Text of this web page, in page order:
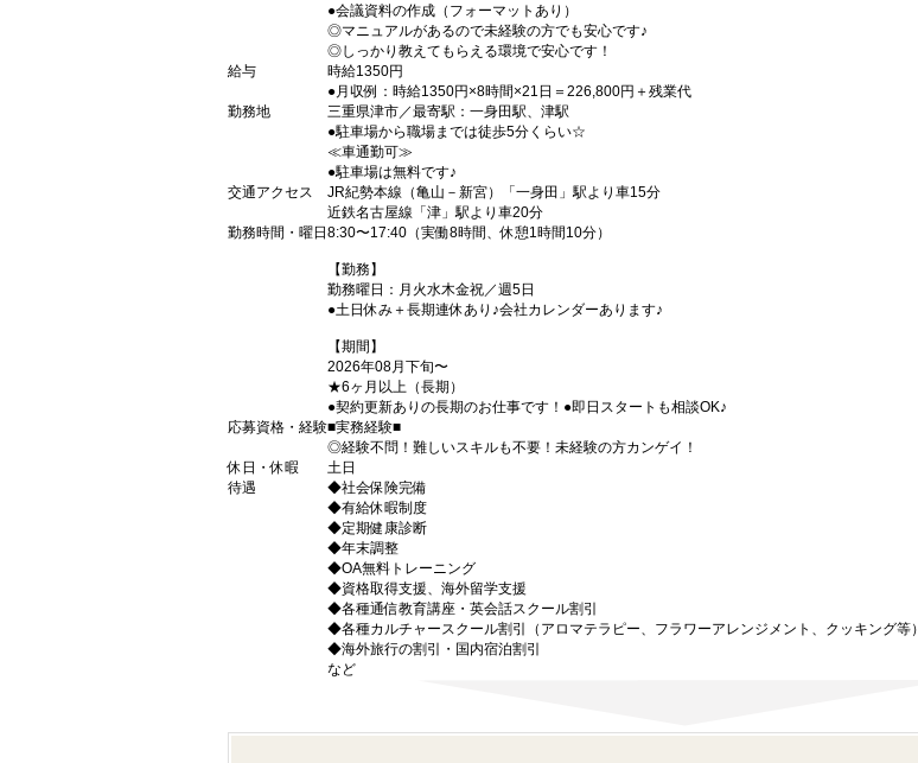
●会議資料の作成（フォーマットあり）
◎マニュアルがあるので未経験の方でも安心です♪
◎しっかり教えてもらえる環境で安心です！
給与
時給1350円
●月収例：時給1350円×8時間×21日＝226,800円＋残業代
勤務地
三重県津市／最寄駅：一身田駅、津駅
●駐車場から職場までは徒歩5分くらい☆
≪車通勤可≫
●駐車場は無料です♪
交通アクセス
JR紀勢本線（亀山－新宮）「一身田」駅より車15分
近鉄名古屋線「津」駅より車20分
勤務時間・曜日 8:30〜17:40（実働8時間、休憩1時間10分）
【勤務】
勤務曜日：月火水木金祝／週5日
●土日休み＋長期連休あり♪会社カレンダーあります♪
【期間】
2026年08月下旬〜
★6ヶ月以上（長期）
●契約更新ありの長期のお仕事です！●即日スタートも相談OK♪
応募資格・経験■実務経験■
◎経験不問！難しいスキルも不要！未経験の方カンゲイ！
休日・休暇
土日
待遇
◆社会保険完備
◆有給休暇制度
◆定期健康診断
◆年末調整
◆OA無料トレーニング
◆資格取得支援、海外留学支援
◆各種通信教育講座・英会話スクール割引
◆各種カルチャースクール割引（アロマテラピー、フラワーアレンジメント、クッキング等）
◆海外旅行の割引・国内宿泊割引
など